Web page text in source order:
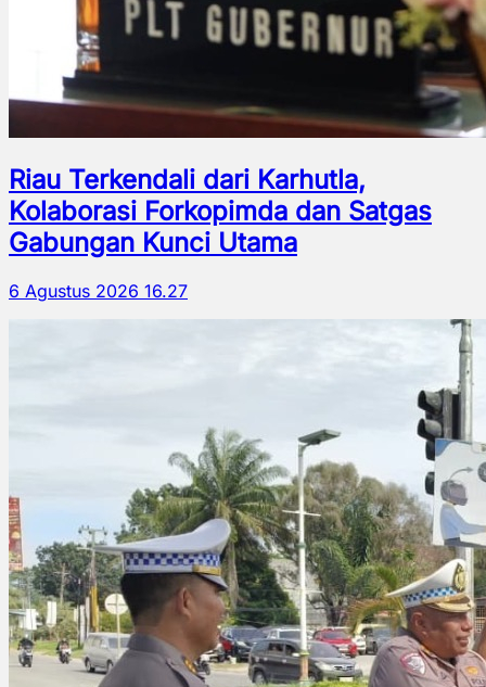
Riau Terkendali dari Karhutla,
Kolaborasi Forkopimda dan Satgas
Gabungan Kunci Utama
6 Agustus 2026 16.27